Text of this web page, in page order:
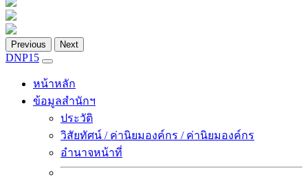
Previous Next
DNP15
หน้าหลัก
ข้อมูลสำนักฯ
ประวัติ
วิสัยทัศน์ / ค่านิยมองค์กร / ค่านิยมองค์กร
อำนาจหน้าที่